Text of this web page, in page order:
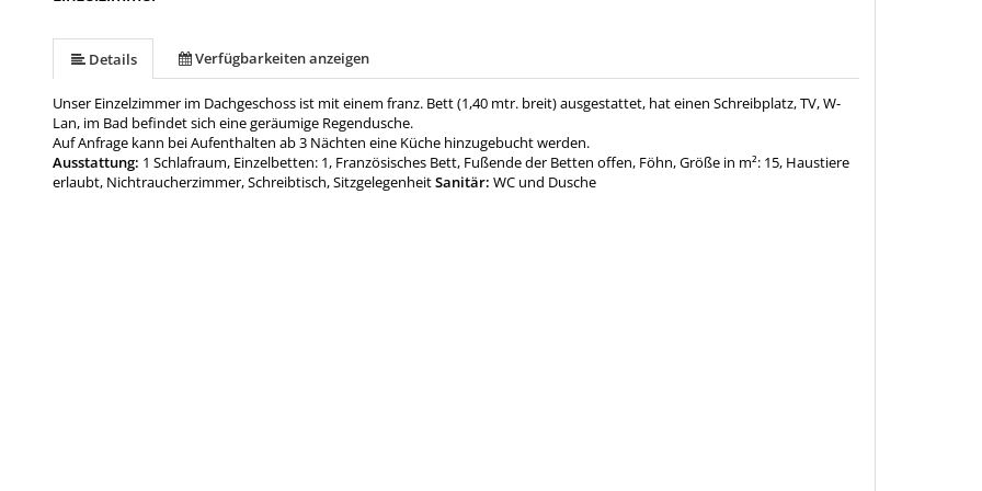
Details Verfügbarkeiten anzeigen
Unser Einzelzimmer im Dachgeschoss ist mit einem franz. Bett (1,40 mtr. breit) ausgestattet, hat einen Schreibplatz, TV, W-
Lan, im Bad befindet sich eine geräumige Regendusche.
Auf Anfrage kann bei Aufenthalten ab 3 Nächten eine Küche hinzugebucht werden.
Ausstattung: 1 Schlafraum, Einzelbetten: 1, Französisches Bett, Fußende der Betten offen, Föhn, Größe in m²: 15, Haustiere
erlaubt, Nichtraucherzimmer, Schreibtisch, SitzgelegenheitSanitär: WC und Dusche